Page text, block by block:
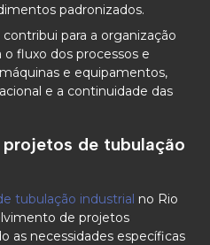
padronizados.
para a organização
fluxo dos processos e
e equipamentos,
e a continuidade das
de tubulação
tubulação industrial no Rio
de projetos
as necessidades específicas